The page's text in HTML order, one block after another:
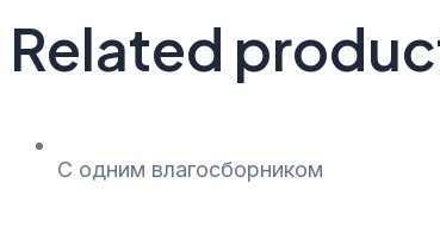
Related
С одним влагосборником